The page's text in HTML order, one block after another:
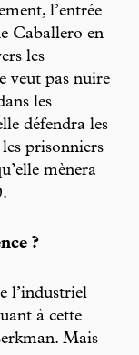
l’entrée
Caballero en
les
veut pas nuire
les
défendra les
prisonniers
mènera
?
l’industriel
à cette
Mais